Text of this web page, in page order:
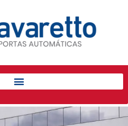
Início
Produtos